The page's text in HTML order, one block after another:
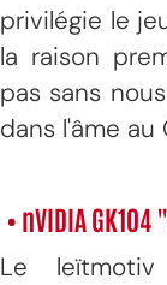
privilégie le
la raison
pas sans
dans l'âme au
• nVIDIA GK104
Le